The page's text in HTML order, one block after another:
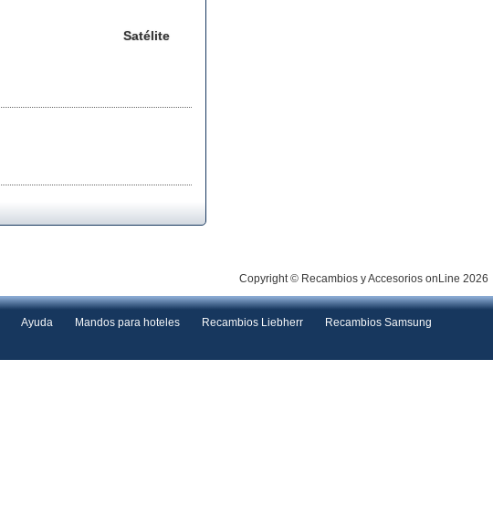
Satélite
Copyright © Recambios y Accesorios onLine 2026
Ayuda Mandos para hoteles Recambios Liebherr
Recambios Samsung